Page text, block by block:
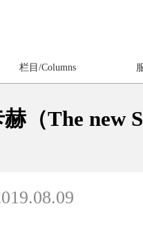
栏目/Columns
（The new